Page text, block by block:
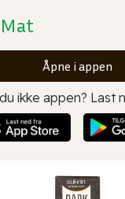
Åpne i appen
ikke appen? Last